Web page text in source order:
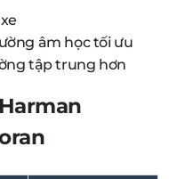
âm học tối ưu
tập trung hơn